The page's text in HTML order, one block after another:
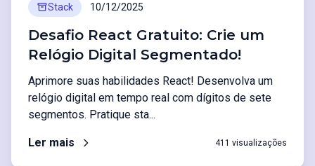
Stack 10/12/2025
Desafio React Gratuito: Crie um
Relógio Digital Segmentado!
Aprimore suas habilidades React! Desenvolva um
relógio digital em tempo real com dígitos de sete
segmentos. Pratique sta...
Ler mais 411 visualizações